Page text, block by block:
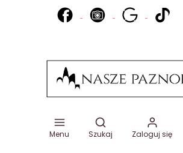
Menu
Otwórz wyszukiwarkę
Szukaj Zaloguj się